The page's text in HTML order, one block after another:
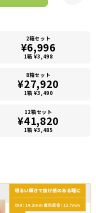
2箱セット
¥6,996
1箱 ¥3,498
8箱セット
¥27,920
1箱 ¥3,490
12箱セット
¥41,820
1箱 ¥3,485